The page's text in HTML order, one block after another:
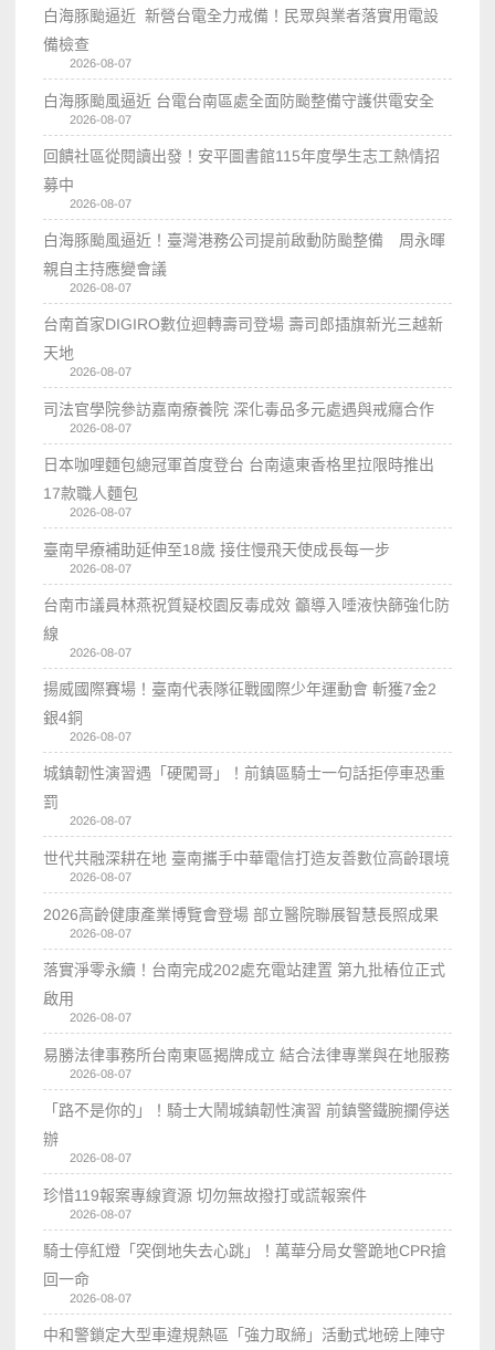
白海豚颱逼近 新營台電全力戒備！民眾與業者落實用電設
備檢查
2026-08-07
白海豚颱風逼近 台電台南區處全面防颱整備守護供電安全
2026-08-07
回饋社區從閱讀出發！安平圖書館115年度學生志工熱情招
募中
2026-08-07
白海豚颱風逼近！臺灣港務公司提前啟動防颱整備 周永暉
親自主持應變會議
2026-08-07
台南首家DIGIRO數位迴轉壽司登場 壽司郎插旗新光三越新
天地
2026-08-07
司法官學院參訪嘉南療養院 深化毒品多元處遇與戒癮合作
2026-08-07
日本咖哩麵包總冠軍首度登台 台南遠東香格里拉限時推出
17款職人麵包
2026-08-07
臺南早療補助延伸至18歲 接住慢飛天使成長每一步
2026-08-07
台南市議員林燕祝質疑校園反毒成效 籲導入唾液快篩強化防
線
2026-08-07
揚威國際賽場！臺南代表隊征戰國際少年運動會 斬獲7金2
銀4銅
2026-08-07
城鎮韌性演習遇「硬闖哥」！前鎮區騎士一句話拒停車恐重
罰
2026-08-07
世代共融深耕在地 臺南攜手中華電信打造友善數位高齡環境
2026-08-07
2026高齡健康產業博覽會登場 部立醫院聯展智慧長照成果
2026-08-07
落實淨零永續！台南完成202處充電站建置 第九批樁位正式
啟用
2026-08-07
易勝法律事務所台南東區揭牌成立 結合法律專業與在地服務
2026-08-07
「路不是你的」！騎士大鬧城鎮韌性演習 前鎮警鐵腕攔停送
辦
2026-08-07
珍惜119報案專線資源 切勿無故撥打或謊報案件
2026-08-07
騎士停紅燈「突倒地失去心跳」！萬華分局女警跪地CPR搶
回一命
2026-08-07
中和警鎖定大型車違規熱區「強力取締」活動式地磅上陣守